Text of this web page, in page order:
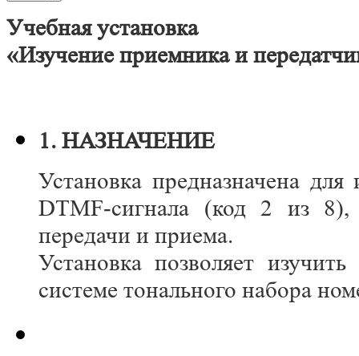
Учебная установка
«Изучение приемника и
1. НАЗНАЧЕНИЕ
Установка предназначена для
DTMF-сигнала (код 2 из 8),
передачи и приема.
Установка позволяет
системе тонального набора